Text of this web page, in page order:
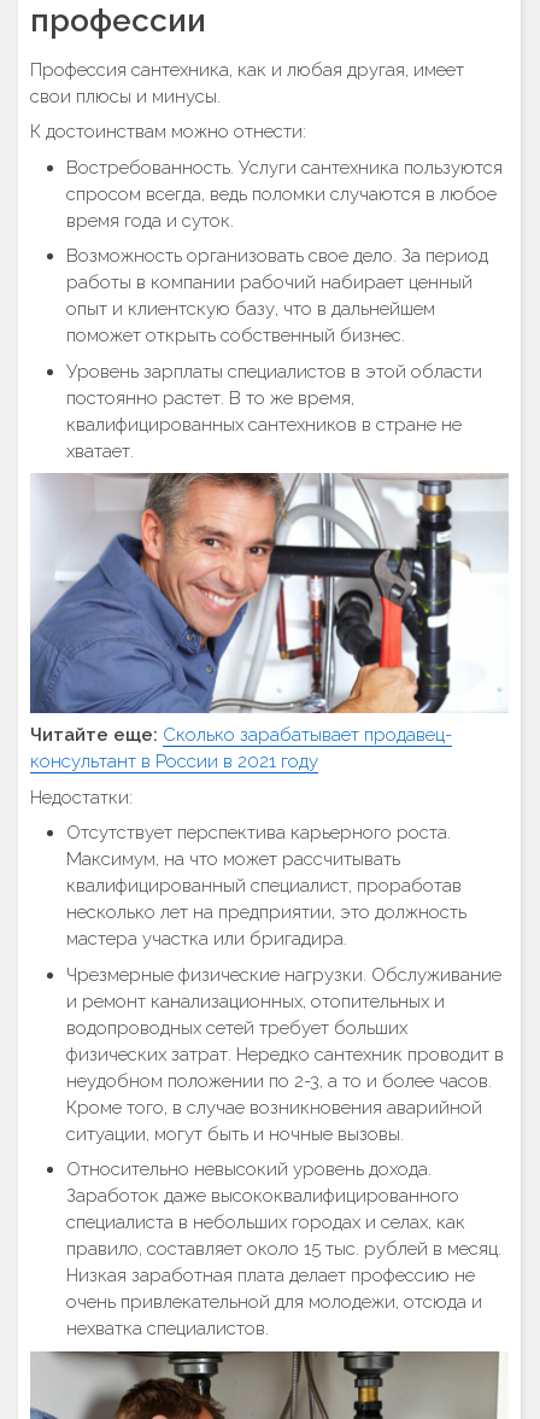
профессии
Профессия сантехника, как и любая другая, имеет
свои плюсы и минусы.
К достоинствам можно отнести:
Востребованность. Услуги сантехника пользуются
спросом всегда, ведь поломки случаются в любое
время года и суток.
Возможность организовать свое дело. За период
работы в компании рабочий набирает ценный
опыт и клиентскую базу, что в дальнейшем
поможет открыть собственный бизнес.
Уровень зарплаты специалистов в этой области
постоянно растет. В то же время,
квалифицированных сантехников в стране не
хватает.
Читайте еще: Сколько зарабатывает продавец-
консультант в России в 2021 году
Недостатки:
Отсутствует перспектива карьерного роста.
Максимум, на что может рассчитывать
квалифицированный специалист, проработав
несколько лет на предприятии, это должность
мастера участка или бригадира.
Чрезмерные физические нагрузки. Обслуживание
и ремонт канализационных, отопительных и
водопроводных сетей требует больших
физических затрат. Нередко сантехник проводит в
неудобном положении по 2-3, а то и более часов.
Кроме того, в случае возникновения аварийной
ситуации, могут быть и ночные вызовы.
Относительно невысокий уровень дохода.
Заработок даже высококвалифицированного
специалиста в небольших городах и селах, как
правило, составляет около 15 тыс. рублей в месяц.
Низкая заработная плата делает профессию не
очень привлекательной для молодежи, отсюда и
нехватка специалистов.